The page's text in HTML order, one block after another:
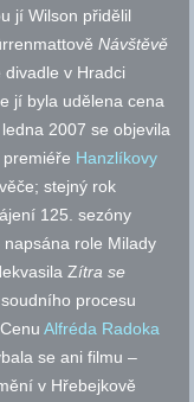
jí Wilson přidělil
Návštěvě
v Hradci
jí byla udělena cena
2007 se objevila
Hanzlíkovy
stejný rok
125. sezóny
role Milady
Zítra se
procesu
Alfréda Radoka
se ani filmu –
v Hřebejkově